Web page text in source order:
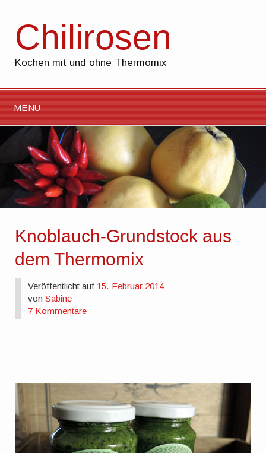
Chilirosen
Kochen mit und ohne Thermomix
MENÜ
Knoblauch-Grundstock aus
dem Thermomix
Veröffentlicht auf 15. Februar 2014
vonSabine
7 Kommentare